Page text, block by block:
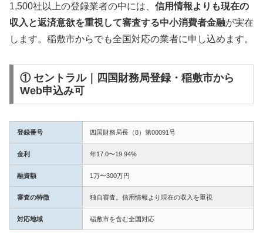
1,500社以上の登録業者の中には、 信用情報よりも現在の
収入と返済意欲を重視して審査する中小消費者金融が実在
します。稲敷市からでも全国対応の業者に申し込めます。
① セントラル｜四国財務局登録・稲敷市から
Web申込み可
登録番号 四国財務局長（8）第00091号
金利 年17.0〜19.94%
融資額 1万〜300万円
審査の特徴 独自審査。信用情報より現在の収入を重視
対応地域 稲敷市を含む全国対応